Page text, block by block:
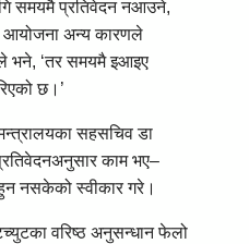
समयमै प्रतिवेदन नआउने,
आयोजना अन्य कारणले
भने, ‘तर समयमै इआइए
छ।’
सहसचिव डा
काम भए–
नसकेको स्वीकार गरे।
वरिष्ठ अनुसन्धान फेलो